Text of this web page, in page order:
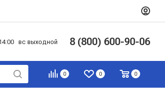
вс выходной 8 (800) 600-90-06
0 0 0